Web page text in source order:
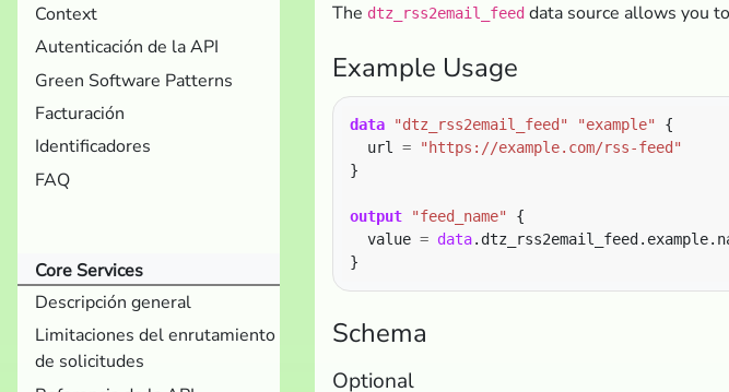
Context
Autenticación de la API
Green Software Patterns
Facturación
Identificadores
FAQ
Core Services
Descripción general
Limitaciones del enrutamiento
de solicitudes
The dtz_rss2email_feed data source allows you
Example Usage
data "dtz_rss2email_feed" "example"
  url
=
"https://example.com/rss-feed"
output "feed_name"
  value
= data
Schema
Optional